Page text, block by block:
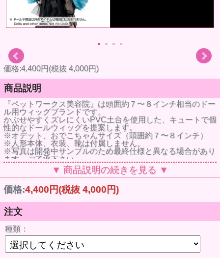
価格:4,400円(税抜 4,000円)
商品説明
『ペットワークス美容院』は頭囲約７〜８インチ相当のドー
ル用ウィッグブランドです。
かぶせやすくズレにくいPVC土台を使用した、キュートで個
性的なドールウィッグを提案します。
※オデット、おでこちゃんサイズ（頭囲約７〜８インチ）
※人形本体、衣装、靴は付属しません。
※写真は開発中サンプルのため最終仕様と異なる場合があり
ます。ご了承下さい。
※写真はできるだけ現物の色に近いように心がけております
が、ディスプレイの差などにより若干現物と違う色に見える
こともあります。
※手作業での植毛・ヘアカットのため、同一商品でも多少の
※高温になる場所には置かないで下さい。変形のおそれがあ
ります。
※ウィッグキャップの色は予告なく変更される場合がありま
す。
※商品到着後、すぐに中身をご確認下さい。
※対象年齢15歳以上 。
商品仕様
▼ 商品説明の続きを見る ▼
価格:4,400円(税抜 4,000円)
注文
種類：